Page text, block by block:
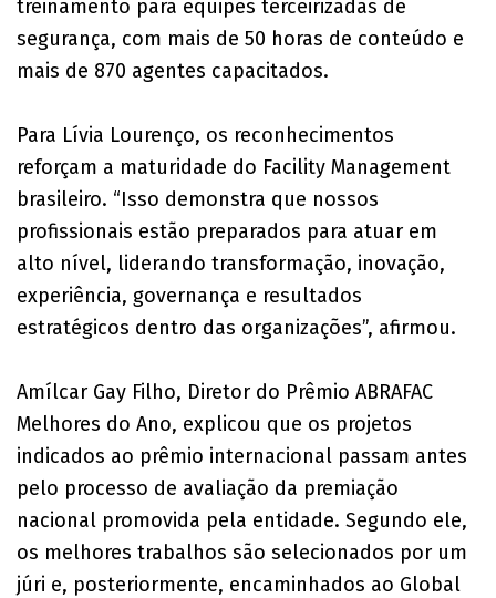
treinamento para equipes terceirizadas de
segurança, com mais de 50 horas de conteúdo e
mais de 870 agentes capacitados.
Para Lívia Lourenço, os reconhecimentos
reforçam a maturidade do Facility Management
brasileiro. “Isso demonstra que nossos
profissionais estão preparados para atuar em
alto nível, liderando transformação, inovação,
experiência, governança e resultados
estratégicos dentro das organizações”, afirmou.
Amílcar Gay Filho, Diretor do Prêmio ABRAFAC
Melhores do Ano, explicou que os projetos
indicados ao prêmio internacional passam antes
pelo processo de avaliação da premiação
nacional promovida pela entidade. Segundo ele,
os melhores trabalhos são selecionados por um
júri e, posteriormente, encaminhados ao Global